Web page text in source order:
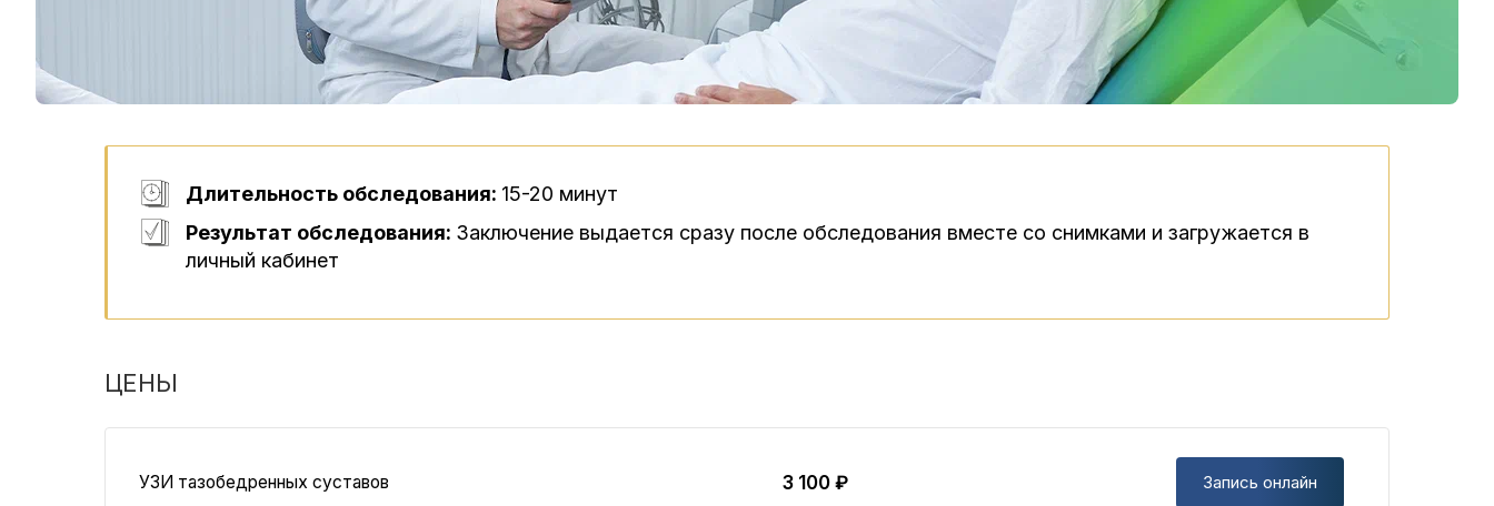
Длительность обследования: 15-20 минут
Результат обследования: Заключение выдается сразу после обследования вместе со снимками и загружается в
личный кабинет
ЦЕНЫ
УЗИ тазобедренных суставов 3 100 ₽ Запись онлайн